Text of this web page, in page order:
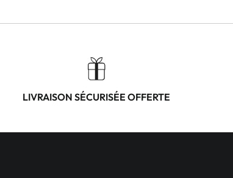
LIVRAISON SÉCURISÉE OFFERTE